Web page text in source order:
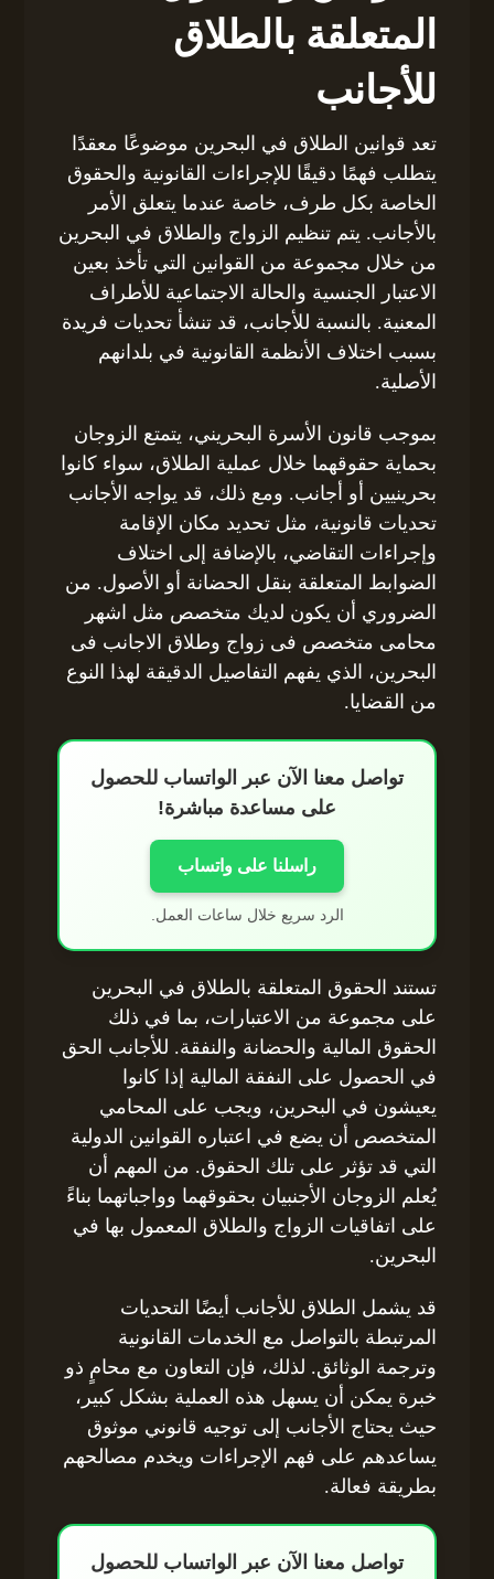
المتعلقة بالطلاق
للأجانب
تعد قوانين الطلاق في البحرين موضوعًا معقدًا
يتطلب فهمًا دقيقًا للإجراءات القانونية والحقوق
الخاصة بكل طرف، خاصة عندما يتعلق الأمر
بالأجانب. يتم تنظيم الزواج والطلاق في البحرين
من خلال مجموعة من القوانين التي تأخذ بعين
الاعتبار الجنسية والحالة الاجتماعية للأطراف
المعنية. بالنسبة للأجانب، قد تنشأ تحديات فريدة
بسبب اختلاف الأنظمة القانونية في بلدانهم
الأصلية.
بموجب قانون الأسرة البحريني، يتمتع الزوجان
بحماية حقوقهما خلال عملية الطلاق، سواء كانوا
بحرينيين أو أجانب. ومع ذلك، قد يواجه الأجانب
تحديات قانونية، مثل تحديد مكان الإقامة
وإجراءات التقاضي، بالإضافة إلى اختلاف
الضوابط المتعلقة بنقل الحضانة أو الأصول. من
الضروري أن يكون لديك متخصص مثل اشهر
محامى متخصص فى زواج وطلاق الاجانب فى
البحرين، الذي يفهم التفاصيل الدقيقة لهذا النوع
من القضايا.
تواصل معنا الآن عبر الواتساب للحصول
على مساعدة مباشرة!
راسلنا على واتساب
الرد سريع خلال ساعات العمل.
تستند الحقوق المتعلقة بالطلاق في البحرين
على مجموعة من الاعتبارات، بما في ذلك
الحقوق المالية والحضانة والنفقة. للأجانب الحق
في الحصول على النفقة المالية إذا كانوا
يعيشون في البحرين، ويجب على المحامي
المتخصص أن يضع في اعتباره القوانين الدولية
التي قد تؤثر على تلك الحقوق. من المهم أن
يُعلم الزوجان الأجنبيان بحقوقهما وواجباتهما بناءً
على اتفاقيات الزواج والطلاق المعمول بها في
البحرين.
قد يشمل الطلاق للأجانب أيضًا التحديات
المرتبطة بالتواصل مع الخدمات القانونية
وترجمة الوثائق. لذلك، فإن التعاون مع محامٍ ذو
خبرة يمكن أن يسهل هذه العملية بشكل كبير،
حيث يحتاج الأجانب إلى توجيه قانوني موثوق
يساعدهم على فهم الإجراءات ويخدم مصالحهم
بطريقة فعالة.
تواصل معنا الآن عبر الواتساب للحصول